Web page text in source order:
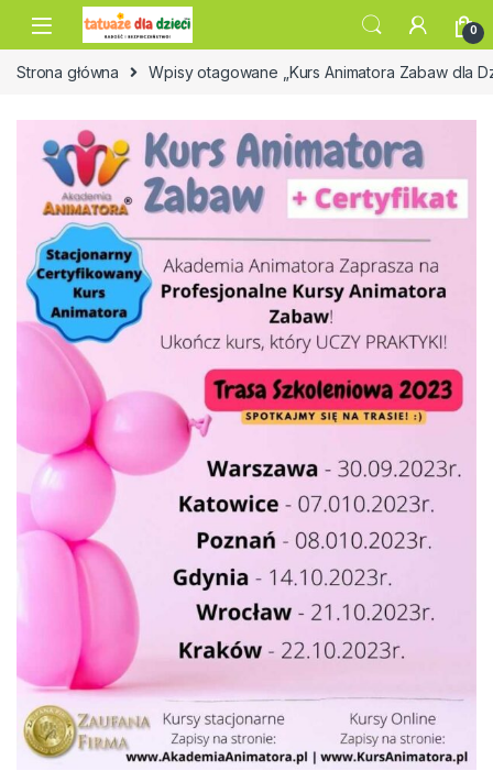
Skip to navigation
Skip to content
0
Strona główna Wpisy otagowane „Kurs Animatora Zabaw dla